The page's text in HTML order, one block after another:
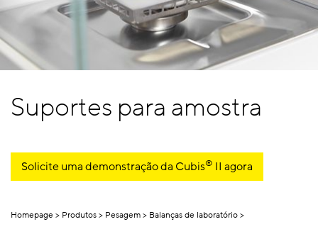
Suportes para amostra
Solicite uma demonstração da Cubis® II agora
Homepage Produtos Pesagem Balanças de laboratório